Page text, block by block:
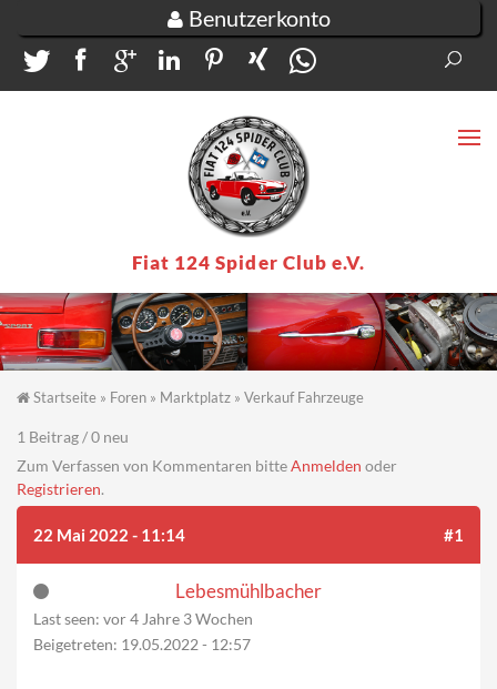
Benutzerkonto
Fiat 124 Spider Club e.V.
Sie sind hier
Startseite » Foren » Marktplatz » Verkauf Fahrzeuge
1 Beitrag / 0 neu
Zum Verfassen von Kommentaren bitteAnmelden oder
Registrieren.
22 Mai 2022 - 11:14 #1
Lebesmühlbacher
Last seen: vor 4 Jahre 3 Wochen
Beigetreten: 19.05.2022 - 12:57